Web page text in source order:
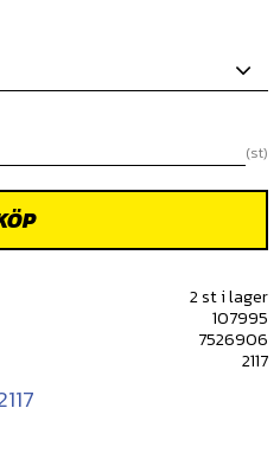
st
2 st i lager
107995
7526906
2117